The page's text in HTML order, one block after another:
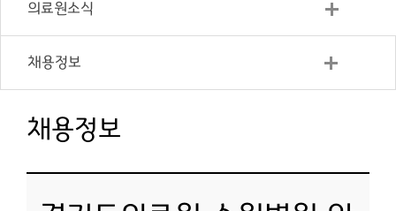
의료원소식
채용정보
채용정보